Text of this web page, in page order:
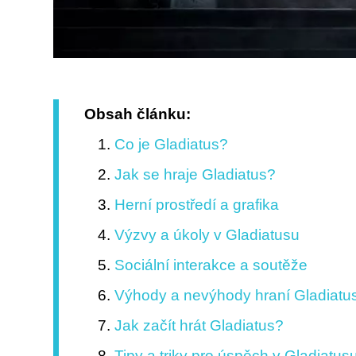
Obsah článku:
Co je Gladiatus?
Jak se hraje Gladiatus?
Herní prostředí a grafika
Výzvy a úkoly v Gladiatusu
Sociální interakce a soutěže
Výhody a nevýhody hraní
Jak začít hrát Gladiatus?